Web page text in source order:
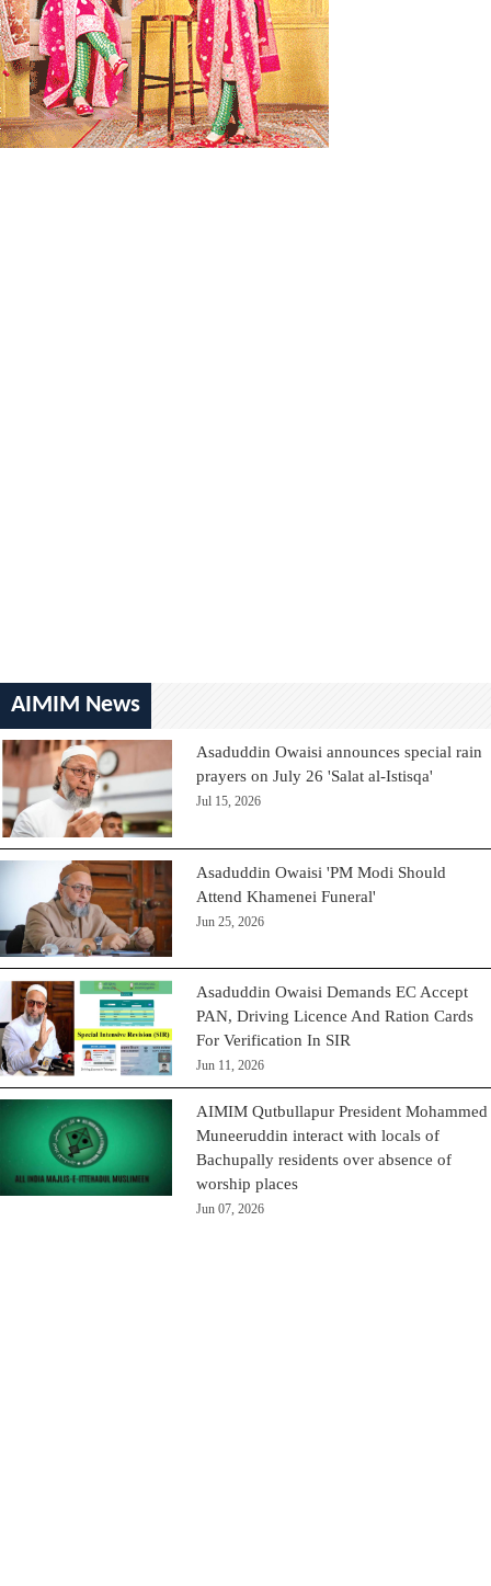
AIMIM News
Asaduddin Owaisi announces special rain
prayers on July 26 'Salat al-Istisqa'
Jul 15, 2026
Asaduddin Owaisi 'PM Modi Should
Attend Khamenei Funeral'
Jun 25, 2026
Asaduddin Owaisi Demands EC Accept
PAN, Driving Licence And Ration Cards
For Verification In SIR
Jun 11, 2026
AIMIM Qutbullapur President Mohammed
Muneeruddin interact with locals of
Bachupally residents over absence of
worship places
Jun 07, 2026